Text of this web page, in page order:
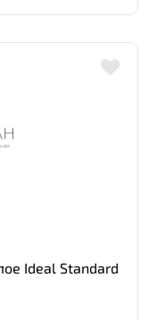
Ideal Standard